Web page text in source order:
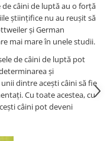
de câini de luptă au o forță
științifice nu au reușit să
și German
mai mare în unele studii.
de câini de luptă pot
și
dintre acești câini să fie
Cu toate acestea, cu
câini pot deveni